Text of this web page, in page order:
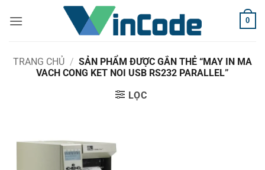
qua
0
TRANG CHỦ / SẢN PHẨM ĐƯỢC GẮN THẺ “MAY IN MA
VACH CONG KET NOI USB RS232 PARALLEL”
LỌC